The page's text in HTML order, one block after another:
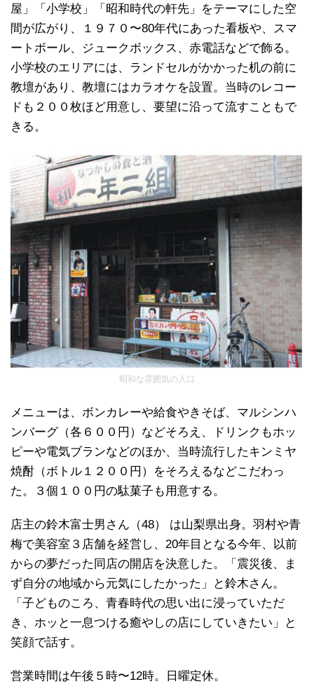
屋」「小学校」「昭和時代の軒先」をテーマにした空
間が広がり、１９７０〜80年代にあった看板や、スマ
ートボール、ジュークボックス、赤電話などで飾る。
小学校のエリアには、ランドセルがかかった机の前に
教壇があり、教壇にはカラオケを設置。当時のレコー
ドも２００枚ほど用意し、要望に沿って流すこともで
きる。
昭和な雰囲気の入口
メニューは、ボンカレーや給食やきそば、マルシンハ
ンバーグ（各６００円）などそろえ、ドリンクもホッ
ピーや電気ブランなどのほか、当時流行したキンミヤ
焼酎（ボトル１２００円）をそろえるなどこだわっ
た。３個１００円の駄菓子も用意する。
店主の鈴木富士男さん（48） は山梨県出身。羽村や青
梅で美容室３店舗を経営し、20年目となる今年、以前
からの夢だった同店の開店を決意した。「震災後、ま
ず自分の地域から元気にしたかった」と鈴木さん。
「子どものころ、青春時代の思い出に浸っていただ
き、ホッと一息つける癒やしの店にしていきたい」と
笑顔で話す。
営業時間は午後５時〜12時。日曜定休。